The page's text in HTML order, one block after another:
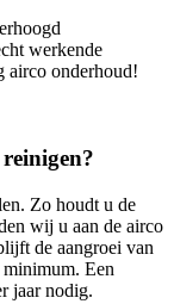
werkende
airco onderhoud!
Zo houdt u de
wij u aan de airco
de aangroei van
minimum. Een
jaar nodig.